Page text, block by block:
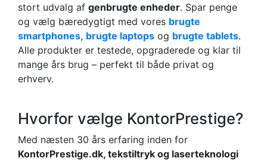
stort udvalg af genbrugte enheder. Spar penge
og vælg bæredygtigt med vores brugte
smartphones, brugte laptops og brugte tablets.
Alle produkter er testede, opgraderede og klar til
mange års brug – perfekt til både privat og
erhverv.
Hvorfor vælge KontorPrestige?
Med næsten 30 års erfaring inden for
KontorPrestige.dk, tekstiltryk og laserteknologi